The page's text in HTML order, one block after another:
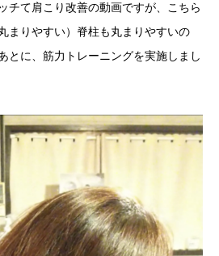
チて肩こり改善の動画ですが、こちら
まりやすい）脊柱も丸まりやすいの
とに、筋力トレーニングを実施しまし